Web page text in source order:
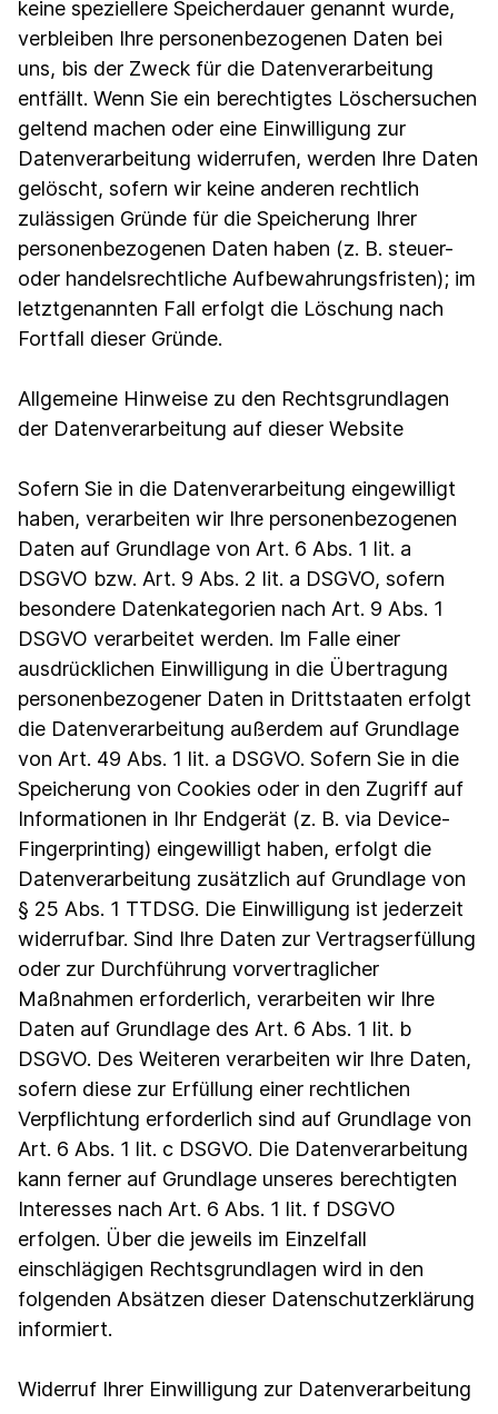
keine speziellere Speicherdauer genannt wurde,
verbleiben Ihre personenbezogenen Daten bei
uns, bis der Zweck für die Datenverarbeitung
entfällt. Wenn Sie ein berechtigtes Löschersuchen
geltend machen oder eine Einwilligung zur
Datenverarbeitung widerrufen, werden Ihre Daten
gelöscht, sofern wir keine anderen rechtlich
zulässigen Gründe für die Speicherung Ihrer
personenbezogenen Daten haben (z. B. steuer-
oder handelsrechtliche Aufbewahrungsfristen); im
letztgenannten Fall erfolgt die Löschung nach
Fortfall dieser Gründe.
Allgemeine Hinweise zu den Rechtsgrundlagen
der Datenverarbeitung auf dieser Website
Sofern Sie in die Datenverarbeitung eingewilligt
haben, verarbeiten wir Ihre personenbezogenen
Daten auf Grundlage von Art. 6 Abs. 1 lit. a
DSGVO bzw. Art. 9 Abs. 2 lit. a DSGVO, sofern
besondere Datenkategorien nach Art. 9 Abs. 1
DSGVO verarbeitet werden. Im Falle einer
ausdrücklichen Einwilligung in die Übertragung
personenbezogener Daten in Drittstaaten erfolgt
die Datenverarbeitung außerdem auf Grundlage
von Art. 49 Abs. 1 lit. a DSGVO. Sofern Sie in die
Speicherung von Cookies oder in den Zugriff auf
Informationen in Ihr Endgerät (z. B. via Device-
Fingerprinting) eingewilligt haben, erfolgt die
Datenverarbeitung zusätzlich auf Grundlage von
§ 25 Abs. 1 TTDSG. Die Einwilligung ist jederzeit
widerrufbar. Sind Ihre Daten zur Vertragserfüllung
oder zur Durchführung vorvertraglicher
Maßnahmen erforderlich, verarbeiten wir Ihre
Daten auf Grundlage des Art. 6 Abs. 1 lit. b
DSGVO. Des Weiteren verarbeiten wir Ihre Daten,
sofern diese zur Erfüllung einer rechtlichen
Verpflichtung erforderlich sind auf Grundlage von
Art. 6 Abs. 1 lit. c DSGVO. Die Datenverarbeitung
kann ferner auf Grundlage unseres berechtigten
Interesses nach Art. 6 Abs. 1 lit. f DSGVO
erfolgen. Über die jeweils im Einzelfall
einschlägigen Rechtsgrundlagen wird in den
folgenden Absätzen dieser Datenschutzerklärung
informiert.
Widerruf Ihrer Einwilligung zur Datenverarbeitung